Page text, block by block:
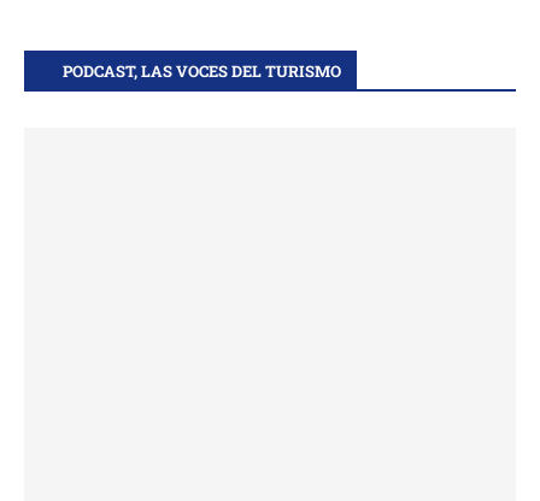
PODCAST, LAS VOCES DEL TURISMO